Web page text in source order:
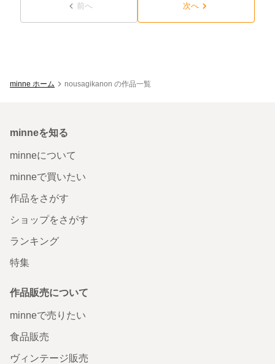
前へ 次へ
minne ホーム nousagikanon の作品一覧
minneを知る
minneについて
minneで買いたい
作品をさがす
ショップをさがす
ランキング
特集
作品販売について
minneで売りたい
食品販売
ヴィンテージ販売